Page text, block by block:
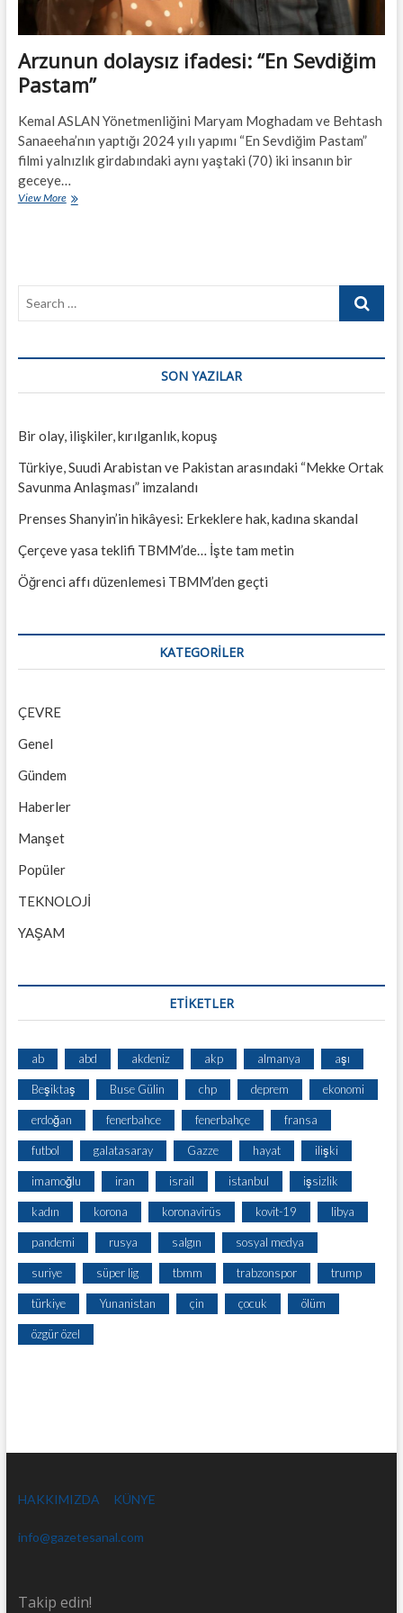
Arzunun dolaysız ifadesi: “En Sevdiğim
Pastam”
Kemal ASLAN Yönetmenliğini Maryam Moghadam ve Behtash
Sanaeeha’nın yaptığı 2024 yılı yapımı “En Sevdiğim Pastam”
filmi yalnızlık girdabındaki aynı yaştaki (70) iki insanın bir
geceye…
View MoreArzunun
Search
SON YAZILAR
Bir olay, ilişkiler, kırılganlık, kopuş
Türkiye, Suudi Arabistan ve Pakistan arasındaki “Mekke Ortak
Savunma Anlaşması” imzalandı
Prenses Shanyin’in hikâyesi: Erkeklere hak, kadına skandal
Çerçeve yasa teklifi TBMM’de… İşte tam metin
Öğrenci affı düzenlemesi TBMM’den geçti
KATEGORILER
ÇEVRE
Genel
Gündem
Haberler
Manşet
Popüler
TEKNOLOJİ
YAŞAM
ETİKETLER
ab abd akdeniz akp almanya aşı
Beşiktaş Buse Gülin chp deprem ekonomi
erdoğan fenerbahce fenerbahçe fransa
futbol galatasaray Gazze hayat ilişki
imamoğlu iran israil istanbul işsizlik
kadın korona koronavirüs kovit-19 libya
pandemi rusya salgın sosyal medya
suriye süper lig tbmm trabzonspor trump
türkiye Yunanistan çin çocuk ölüm
özgür özel
HAKKIMIZDA KÜNYE
info@gazetesanal.com
Takip edin!